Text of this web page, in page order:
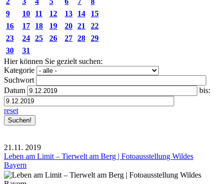
9
10 11 12 13 14
15
16
17 18 19 20 21
22
23
24 25 26 27 28
29
30
31
Hier können Sie gezielt suchen:
Kategorie
Suchwort
Datum
bis:
reset
21.11. 2019
Leben am Limit – Tierwelt am Berg | Fotoausstellung Wildes
Bayern